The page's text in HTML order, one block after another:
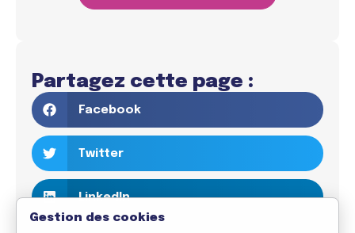
Partagez cette page :
Facebook
Twitter
LinkedIn
Gestion des cookies